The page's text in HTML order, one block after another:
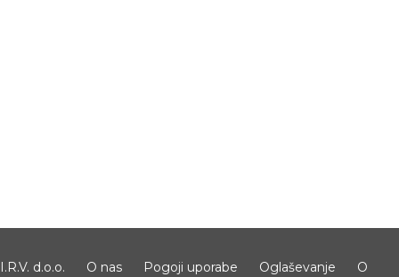
I.R.V. d.o.o. O nas Pogoji uporabe Oglaševanje O